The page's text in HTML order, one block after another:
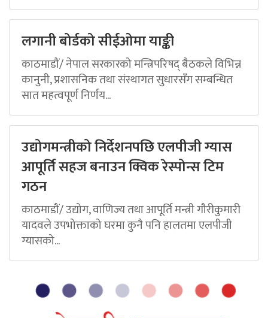
लगानी बोर्डको सीईओमा याङ्की
काठमाडौं/ नेपाल सरकारको मन्त्रिपरिषद् बैठकले विभिन्न
कानुनी, प्रशासनिक तथा संस्थागत सुधारसँग सम्बन्धित
सात महत्वपूर्ण निर्णय...
उद्योगमन्त्रीको निर्देशनपछि एलपीजी ग्यास
आपूर्ति सहज बनाउन क्विक रेस्पोन्स टिम
गठन
काठमाडौं/ उद्योग, वाणिज्य तथा आपूर्ति मन्त्री गौरीकुमारी
यादवले उपभोक्ताको घरमा कुनै पनि हालतमा एलपीजी
ग्यासको...